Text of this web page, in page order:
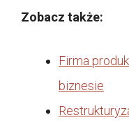
Zobacz także:
Firma
biznesie